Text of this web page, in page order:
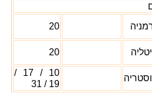
20
20
10 / 17 /
19 / 31